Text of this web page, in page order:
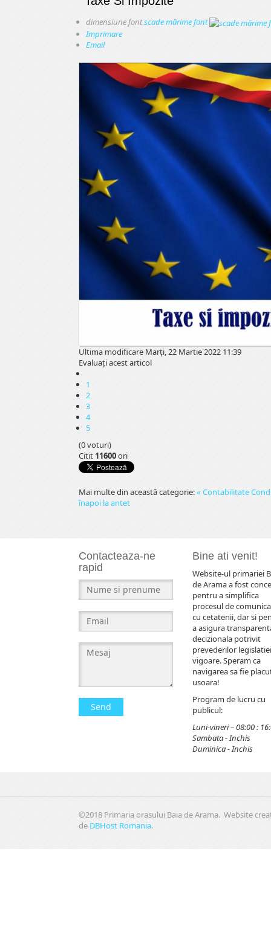
dimensiune fontscade mărime font
Imprimare
Email
Ultima modificare Marți, 22 Martie 2022 11:39
Evaluaţi acest articol
1
2
3
4
5
(0 voturi)
Citit 11600ori
Mai multe din această categorie:« Contabilitate
înapoi la antet
Contacteaza-ne
rapid
Send
Bine ati venit!
Website-ul primariei
de Arama a fost
pentru a simplifica
procesul de
cu cetatenii, dar si
a asigura
decizionala potrivit
prevederilor
vigoare. Speram ca
navigarea sa fie
usoara!
Program de lucru cu
publicul:
Luni-vineri – 08:00 :
Sambata - Inchis
Duminica - Inchis
©2018 Primaria orasului Baia de Arama. Website
de DBHost Romania.